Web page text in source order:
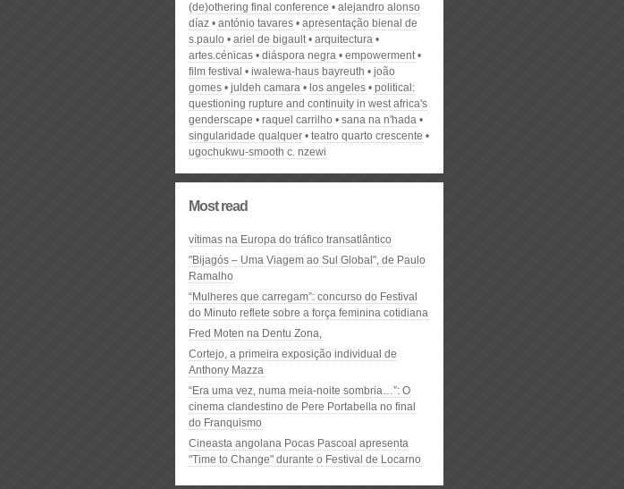
(de)othering final conference
alejandro alonso
díaz
antónio tavares
apresentação bienal de
s.paulo
ariel de bigault
arquitectura
artes.cénicas
diáspora negra
empowerment
film festival
iwalewa-haus bayreuth
joão
gomes
juldeh camara los angeles
political:
questioning rupture and continuity in west africa's
genderscape
raquel carrilho
sana na n'hada
singularidade qualquer
teatro quarto crescente
ugochukwu-smooth c. nzewi
Most read
vítimas na Europa do tráfico transatlântico
"Bijagós – Uma Viagem ao Sul Global", de Paulo
Ramalho
“Mulheres que carregam”: concurso do Festival
do Minuto reflete sobre a força feminina cotidiana
Fred Moten na Dentu Zona,
Cortejo, a primeira exposição individual de
Anthony Mazza
“Era uma vez, numa meia-noite sombria…”: O
cinema clandestino de Pere Portabella no final
do Franquismo
Cineasta angolana Pocas Pascoal apresenta
"Time to Change" durante o Festival de Locarno